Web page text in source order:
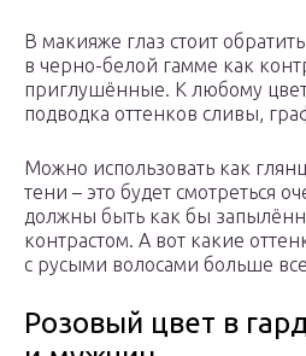
В макияже глаз стоит
в черно-белой гамме как
приглушённые. К любому
подводка оттенков сливы,
Можно использовать как
тени – это будет смотреться
должны быть как бы
контрастом. А вот какие
с русыми волосами больше
Розовый цвет в